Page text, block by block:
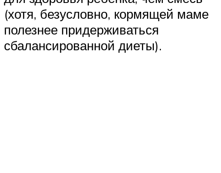
(хотя, безусловно, кормящей маме
полезнее придерживаться
сбалансированной диеты).